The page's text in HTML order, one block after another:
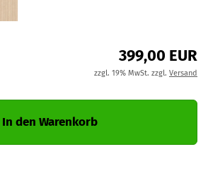
399,00 EUR
zzgl. 19% MwSt. zzgl. Versand
In den Warenkorb